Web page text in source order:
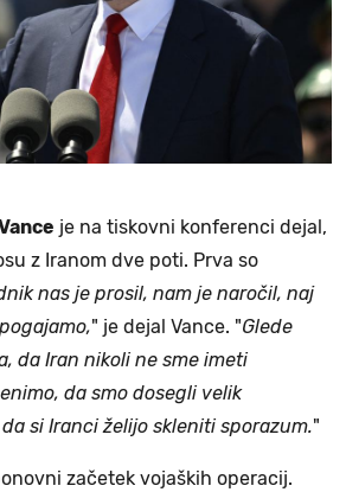
je na tiskovni konferenci dejal,
z Iranom dve poti. Prva so
nas je prosil, nam je naročil, naj
" je dejal Vance. "Glede
da Iran nikoli ne sme imeti
da smo dosegli velik
si Iranci želijo skleniti sporazum."
začetek vojaških operacij.